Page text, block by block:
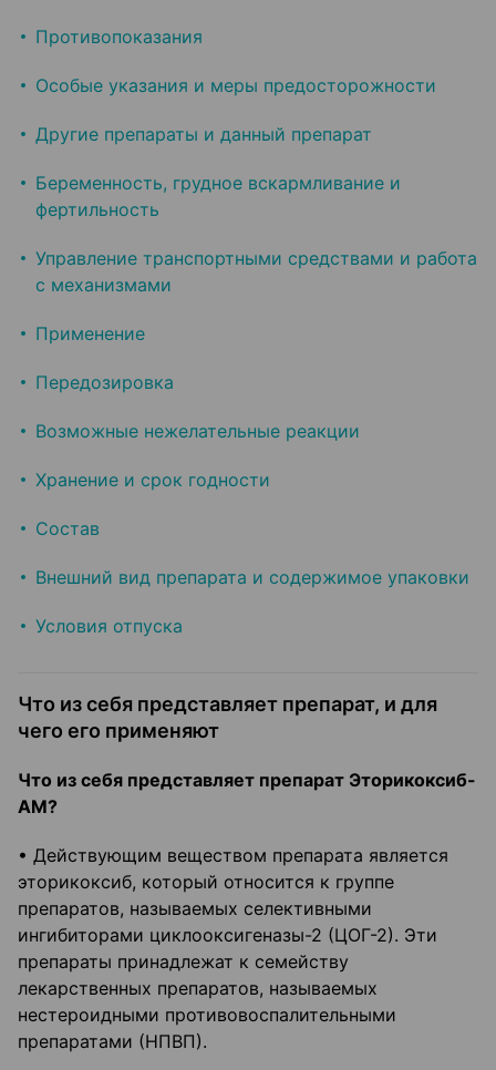
Противопоказания
Особые указания и меры предосторожности
Другие препараты и данный препарат
Беременность, грудное вскармливание и
фертильность
Управление транспортными средствами и работа
с механизмами
Применение
Передозировка
Возможные нежелательные реакции
Хранение и срок годности
Состав
Внешний вид препарата и содержимое упаковки
Условия отпуска
Что из себя представляет препарат, и для
чего его применяют
Что из себя представляет препарат Эторикоксиб-
АМ?
• Действующим веществом препарата является
эторикоксиб, который относится к группе
препаратов, называемых селективными
ингибиторами циклооксигеназы-2 (ЦОГ-2). Эти
препараты принадлежат к семейству
лекарственных препаратов, называемых
нестероидными противовоспалительными
препаратами (НПВП).